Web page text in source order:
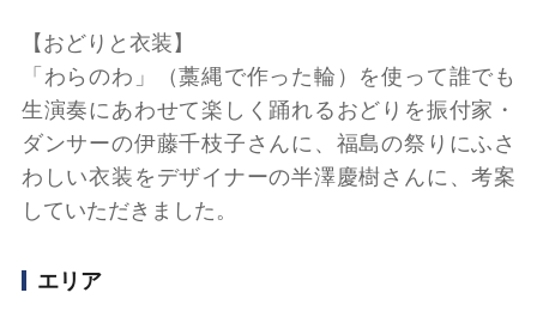
【おどりと衣装】
「わらのわ」（藁縄で作った輪）を使って誰でも
生演奏にあわせて楽しく踊れるおどりを振付家・
ダンサーの伊藤千枝子さんに、福島の祭りにふさ
わしい衣装をデザイナーの半澤慶樹さんに、考案
していただきました。
エリア